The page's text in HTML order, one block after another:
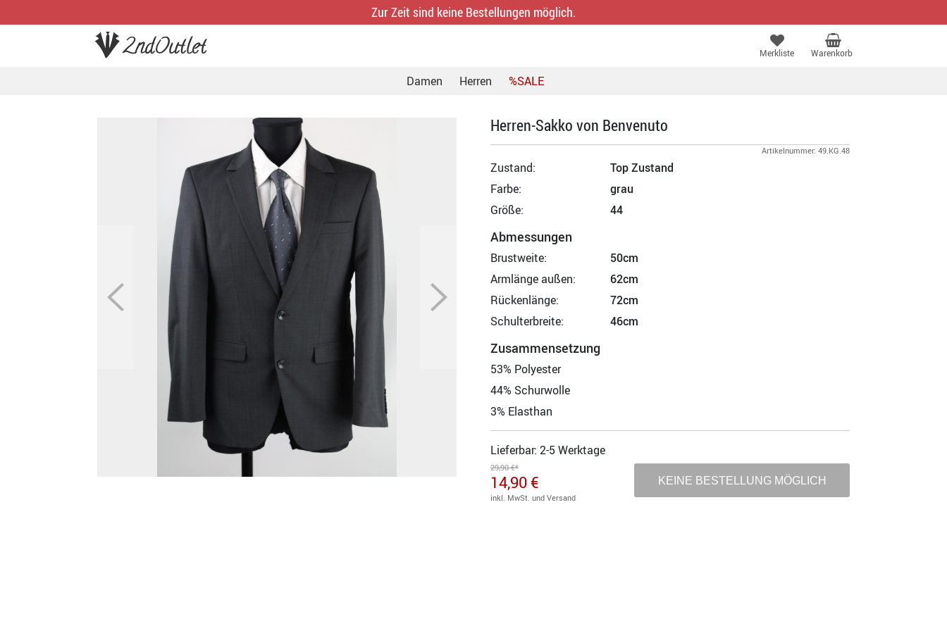
Zur Zeit sind keine Bestellungen möglich.
Merkliste Warenkorb
Damen Herren %SALE
Herren-Sakko von Benvenuto
Artikelnummer: 49.KG.48
Zustand:
Top Zustand
Farbe:
grau
Größe:
44
Abmessungen
Brustweite:
50cm
Armlänge außen:
62cm
Rückenlänge:
72cm
Schulterbreite:
46cm
Zusammensetzung
53% Polyester
44% Schurwolle
3% Elasthan
Lieferbar: 2-5 Werktage
29,90 €*
14,90 €
inkl. MwSt. und Versand
KEINE BESTELLUNG MÖGLICH